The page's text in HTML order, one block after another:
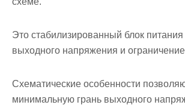
Это стабилизированный блок питания
выходного напряжения и
Схематические особенности
минимальную грань выходного